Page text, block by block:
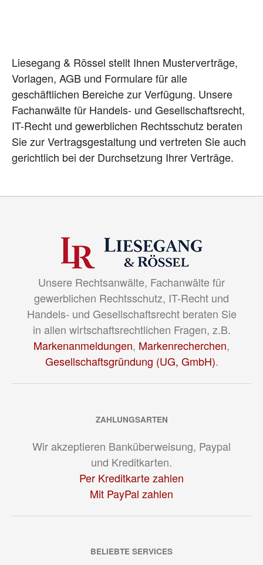
Liesegang & Rössel stellt Ihnen Musterverträge,
Vorlagen, AGB und Formulare für alle
geschäftlichen Bereiche zur Verfügung. Unsere
Fachanwälte für Handels- und Gesellschaftsrecht,
IT-Recht und gewerblichen Rechtsschutz beraten
Sie zur Vertragsgestaltung und vertreten Sie auch
gerichtlich bei der Durchsetzung Ihrer Verträge.
Unsere Rechtsanwälte, Fachanwälte für
gewerblichen Rechtsschutz, IT-Recht und
Handels- und Gesellschaftsrecht beraten Sie
in allen wirtschaftsrechtlichen Fragen, z.B.
Markenanmeldungen, Markenrecherchen,
Gesellschaftsgründung (UG, GmbH).
ZAHLUNGSARTEN
Wir akzeptieren Banküberweisung, Paypal
und Kreditkarten.
Per Kreditkarte zahlen
Mit PayPal zahlen
BELIEBTE SERVICES